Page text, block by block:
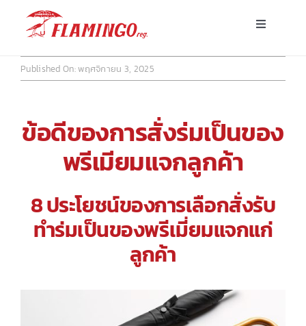
content
Toggle
หน้าแรก
ร่มโฆษณาสั่งผลิต
ร่มอื่นๆ
ขาตั้ง
Published On: พฤศจิกายน 3, 2025
ข้อดีของการสั่งร่มเป็นของ
พรีเมียมแจกลูกค้า
8 ประโยชน์ของการเลือกสั่งรับ
ทำร่มเป็นของพรีเมี่ยมแจกแก่
ลูกค้า